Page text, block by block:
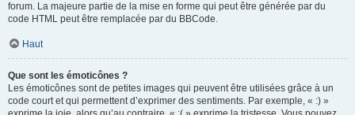
forum. La majeure partie de la mise en forme qui peut être générée par du
code HTML peut être remplacée par du BBCode.
Haut
Que sont les émoticônes ?
Les émoticônes sont de petites images qui peuvent être utilisées grâce à un
code court et qui permettent d’exprimer des sentiments. Par exemple, « :) »